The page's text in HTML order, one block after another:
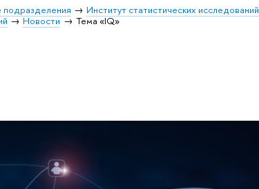
подразделения
Институт статистических исследований
Новости Тема «IQ»